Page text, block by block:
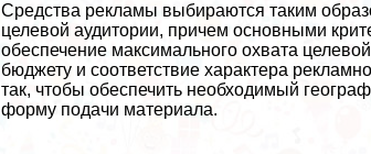
Средства рекламы выбираются таким
целевой аудитории, причем основными
обеспечение максимального охвата
бюджету и соответствие хаpaктера
так, чтобы обеспечить необходимый
форму подачи материала.